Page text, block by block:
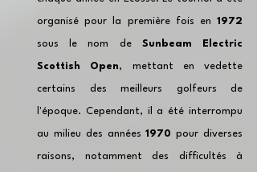
organisé pour la première fois en 1972
sous le nom de Sunbeam Electric
Scottish Open, mettant en vedette
certains des meilleurs golfeurs de
l'époque. Cependant, il a été interrompu
au milieu des années 1970 pour diverses
raisons, notamment des difficultés à